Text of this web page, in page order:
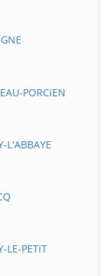
PORCiEN
PETiT